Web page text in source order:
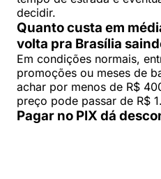
decidir.
Quanto custa em
volta pra Brasília
Em condições normais,
promoções ou meses de
achar por menos de R$
preço pode passar de R$
Pagar no PIX dá